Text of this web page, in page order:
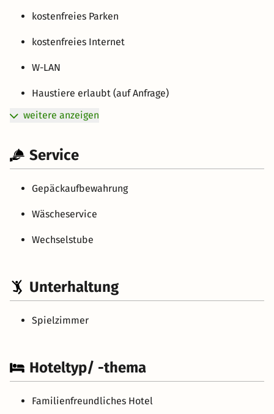
kostenfreies Parken
kostenfreies Internet
W-LAN
Haustiere erlaubt (auf Anfrage)
weitere anzeigen
Service
Gepäckaufbewahrung
Wäscheservice
Wechselstube
Unterhaltung
Spielzimmer
Hoteltyp/ -thema
Familienfreundliches Hotel